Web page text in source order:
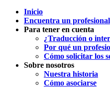
Inicio
Encuentra un profesional
Para tener en cuenta
¿Traducción o
Por qué un
Cómo solicitar los
Sobre nosotros
Nuestra historia
Cómo asociarse